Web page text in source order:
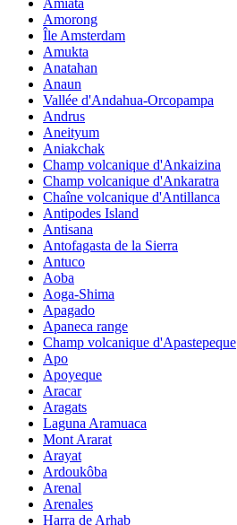
Amorong
Île Amsterdam
Amukta
Anatahan
Anaun
Vallée d'Andahua-Orcopampa
Andrus
Aneityum
Aniakchak
Champ volcanique d'Ankaizina
Champ volcanique d'Ankaratra
Chaîne volcanique d'Antillanca
Antipodes Island
Antisana
Antofagasta de la Sierra
Antuco
Aoba
Aoga-Shima
Apagado
Apaneca range
Champ volcanique d'Apastepeque
Apo
Apoyeque
Aracar
Aragats
Laguna Aramuaca
Mont Ararat
Arayat
Ardoukôba
Arenal
Arenales
Harra de Arhab